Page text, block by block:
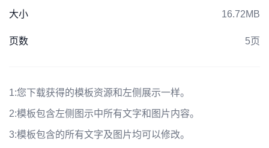
大小 16.72MB
页数 5页
1:您下载获得的模板资源和左侧展示一样。
2:模板包含左侧图示中所有文字和图片内容。
3:模板包含的所有文字及图片均可以修改。